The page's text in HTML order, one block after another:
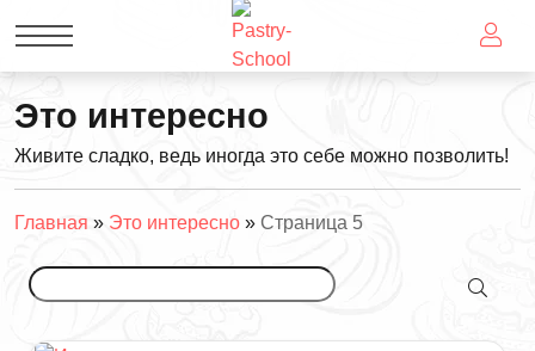
Это интересно
Живите сладко, ведь иногда это себе можно позволить!
Главная » Это интересно » Страница 5